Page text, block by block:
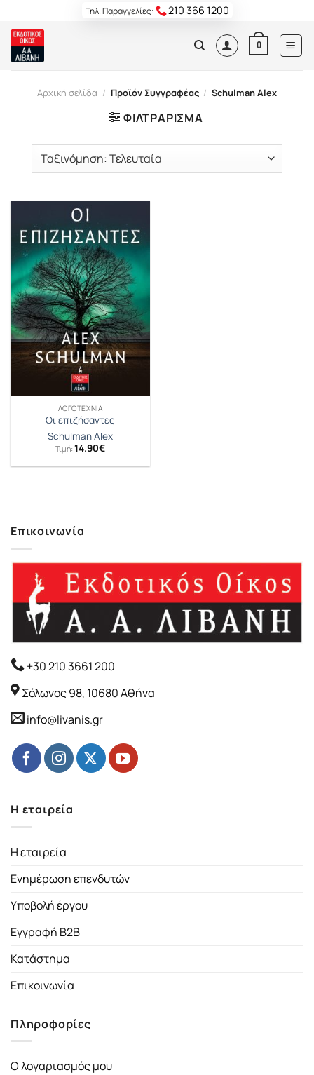
content
Τηλ. Παραγγελίες: 210 366 1200
0
Αρχική σελίδα / Προϊόν Συγγραφέας / Schulman Alex
ΦΙΛΤΡΆΡΙΣΜΑ
ΛΟΓΟΤΕΧΝΊΑ
Οι επιζήσαντες
Schulman Alex
Τιμή: 14.90€
Επικοινωνία
+30 210 3661 200
Σόλωνος 98, 10680 Αθήνα
info@livanis.gr
Η εταιρεία
Η εταιρεία
Ενημέρωση επενδυτών
Υποβολή έργου
Εγγραφή B2B
Κατάστημα
Επικοινωνία
Πληροφορίες
Ο λογαριασμός μου